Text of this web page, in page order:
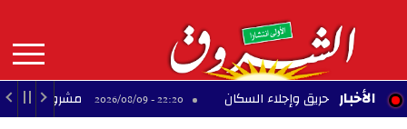
contenu
principal
MAIN
NAVIGATION الأخبار
حريق وإجلاء السكان 22:20 - 2026/08/09 مشروع تجاري متوقف